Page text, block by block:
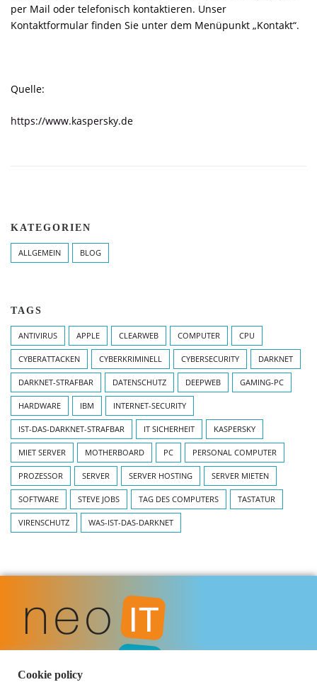
per Mail oder telefonisch kontaktieren. Unser
Kontaktformular finden Sie unter dem Menüpunkt „Kontakt“.
Quelle:
https://www.kaspersky.de
KATEGORIEN
ALLGEMEIN BLOG
TAGS
ANTIVIRUS APPLE CLEARWEB COMPUTER CPU
CYBERATTACKEN CYBERKRIMINELL CYBERSECURITY DARKNET
DARKNET-STRAFBAR DATENSCHUTZ DEEPWEB GAMING-PC
HARDWARE IBM INTERNET-SECURITY
IST-DAS-DARKNET-STRAFBAR IT SICHERHEIT KASPERSKY
MIET SERVER MOTHERBOARD PC PERSONAL COMPUTER
PROZESSOR SERVER SERVER HOSTING SERVER MIETEN
SOFTWARE STEVE JOBS TAG DES COMPUTERS TASTATUR
VIRENSCHUTZ WAS-IST-DAS-DARKNET
Cookie policy